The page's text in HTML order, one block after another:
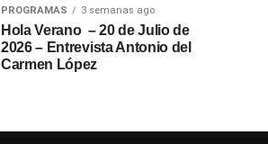
PROGRAMAS 3 semanas ago
Hola Verano – 20 de Julio de
2026 – Entrevista Antonio del
Carmen López